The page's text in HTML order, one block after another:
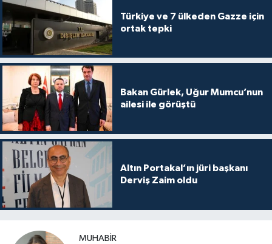
Türkiye ve 7 ülkeden Gazze için
ortak tepki
Bakan Gürlek, Uğur Mumcu’nun
ailesi ile görüştü
Altın Portakal’ın jüri başkanı
Derviş Zaim oldu
MUHABIR